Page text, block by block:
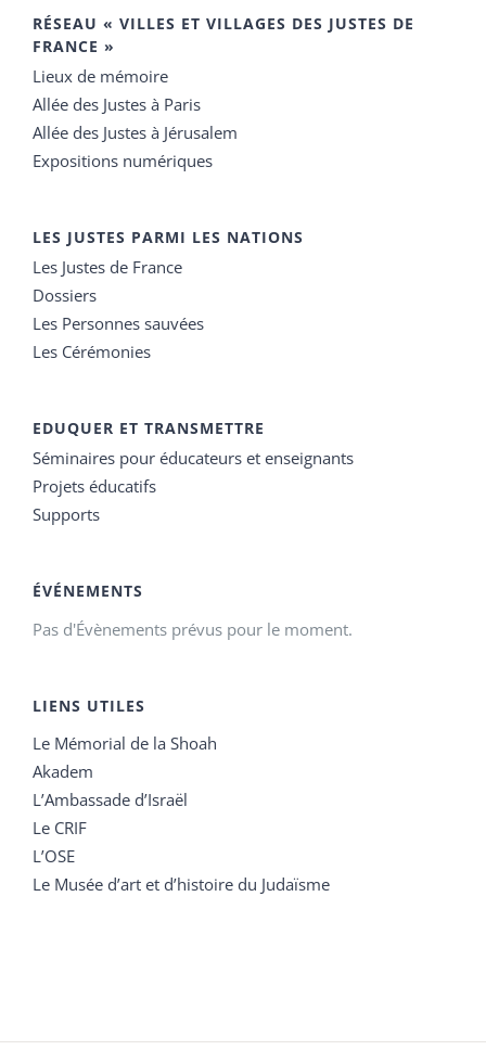
RÉSEAU « VILLES ET VILLAGES DES JUSTES DE
FRANCE »
Lieux de mémoire
Allée des Justes à Paris
Allée des Justes à Jérusalem
Expositions numériques
LES JUSTES PARMI LES NATIONS
Les Justes de France
Dossiers
Les Personnes sauvées
Les Cérémonies
EDUQUER ET TRANSMETTRE
Séminaires pour éducateurs et enseignants
Projets éducatifs
Supports
ÉVÉNEMENTS
Pas d'Évènements prévus pour le moment.
LIENS UTILES
Le Mémorial de la Shoah
Akadem
L’Ambassade d’Israël
Le CRIF
L’OSE
Le Musée d’art et d’histoire du Judaïsme